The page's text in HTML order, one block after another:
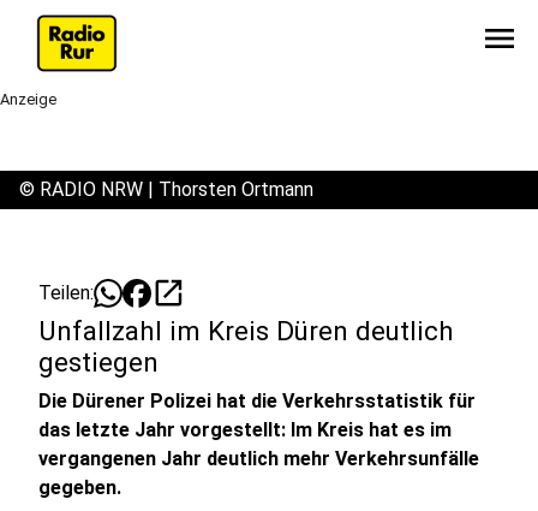
menu
Anzeige
© RADIO NRW | Thorsten Ortmann
Teilen: open_in_new
Unfallzahl im Kreis Düren deutlich
gestiegen
Die Dürener Polizei hat die Verkehrsstatistik für
das letzte Jahr vorgestellt: Im Kreis hat es im
vergangenen Jahr deutlich mehr Verkehrsunfälle
gegeben.